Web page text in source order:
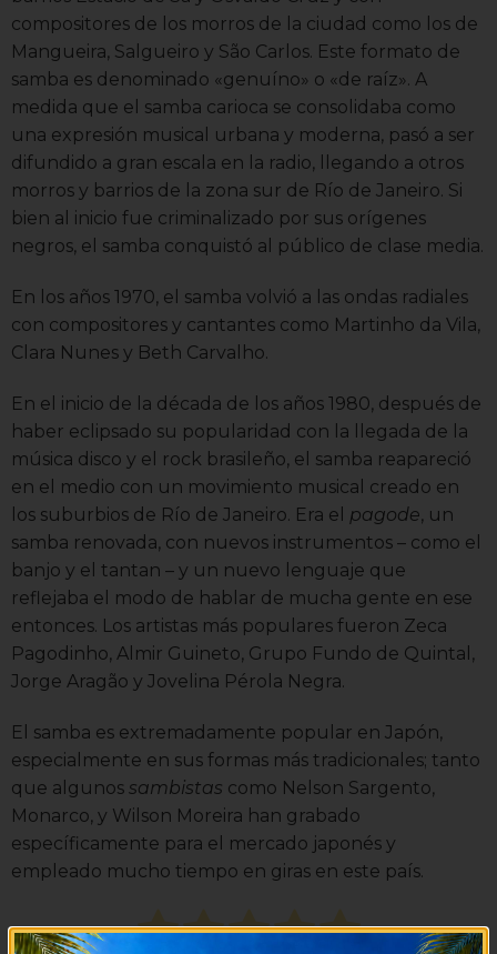
compositores de los morros de la ciudad como los de
Mangueira, Salgueiro y São Carlos. Este formato de
samba es denominado «genuíno» o «de raíz». A
medida que el samba carioca se consolidaba como
una expresión musical urbana y moderna, pasó a ser
difundido a gran escala en la radio, llegando a otros
morros y barrios de la zona sur de Río de Janeiro. Si
bien al inicio fue criminalizado por sus orígenes
negros, el samba conquistó al público de clase media.
En los años 1970, el samba volvió a las ondas radiales
con compositores y cantantes como Martinho da Vila,
Clara Nunes y Beth Carvalho.
En el inicio de la década de los años 1980, después de
haber eclipsado su popularidad con la llegada de la
música disco y el rock brasileño, el samba reapareció
en el medio con un movimiento musical creado en
los suburbios de Río de Janeiro. Era el pagode, un
samba renovada, con nuevos instrumentos – como el
banjo y el tantan – y un nuevo lenguaje que
reflejaba el modo de hablar de mucha gente en ese
entonces. Los artistas más populares fueron Zeca
Pagodinho, Almir Guineto, Grupo Fundo de Quintal,
Jorge Aragão y Jovelina Pérola Negra.
El samba es extremadamente popular en Japón,
especialmente en sus formas más tradicionales; tanto
que algunos sambistas como Nelson Sargento,
Monarco, y Wilson Moreira han grabado
específicamente para el mercado japonés y
empleado mucho tiempo en giras en este país.